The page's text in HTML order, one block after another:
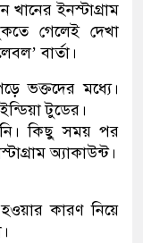
ইনস্টাগ্রাম
গেলেই দেখা
বার্তা।
ভক্তদের মধ্যে।
টুডের।
কিছু সময় পর
অ্যাকাউন্ট।
কারণ নিয়ে